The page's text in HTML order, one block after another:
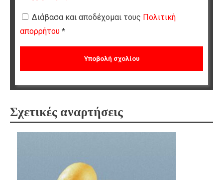
Διάβασα και αποδέχομαι τους Πολιτική
απορρήτου *
Σχετικές αναρτήσεις